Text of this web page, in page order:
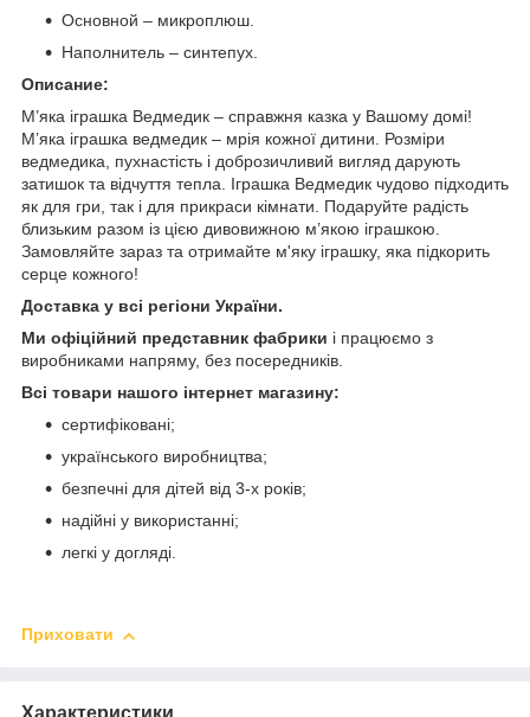
Основной – микроплюш.
Наполнитель – синтепух.
Описание:
М’яка іграшка Ведмедик – справжня казка у Вашому домі!
М’яка іграшка ведмедик – мрія кожної дитини. Розміри
ведмедика, пухнастість і доброзичливий вигляд дарують
затишок та відчуття тепла. Іграшка Ведмедик чудово підходить
як для гри, так і для прикраси кімнати. Подаруйте радість
близьким разом із цією дивовижною м’якою іграшкою.
Замовляйте зараз та отримайте м'яку іграшку, яка підкорить
серце кожного!
Доставка у всі регіони України.
Ми офіційний представник фабрики і працюємо з
виробниками напряму, без посередників.
Всі товари нашого інтернет магазину:
сертифіковані;
українського виробництва;
безпечні для дітей від 3-х років;
надійні у використанні;
легкі у догляді.
Приховати
Характеристики